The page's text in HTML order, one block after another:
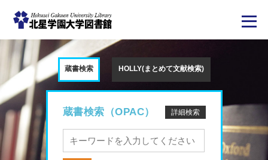
ン
ン
ツ
に
移
動
蔵書検索
蔵書検索（OPAC） 詳細検索
HOLLY(まとめて文献検索)